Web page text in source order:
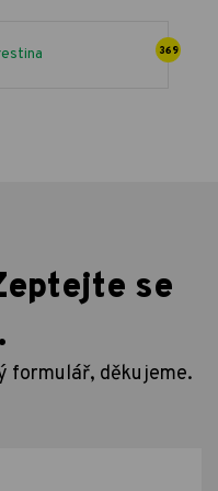
369
se
formulář, děkujeme.